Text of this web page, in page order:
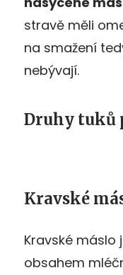
stravě měli
na smažení
nebývají.
Druhy tuků
Kravské
Kravské máslo
obsahem